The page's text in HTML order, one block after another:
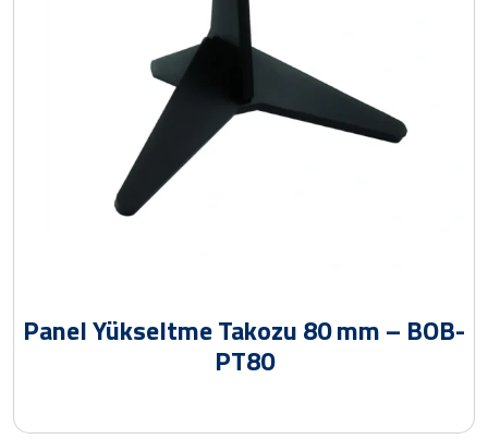
Panel Yükseltme Takozu 80 mm – BOB-
PT80